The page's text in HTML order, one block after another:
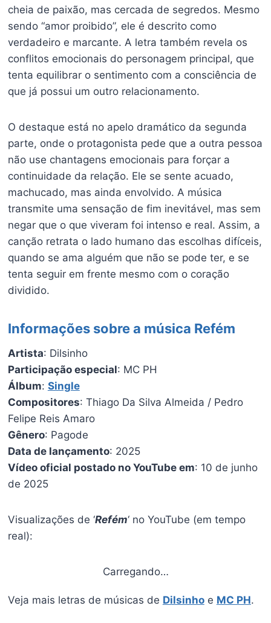
cheia de paixão, mas cercada de segredos. Mesmo
sendo “amor proibido”, ele é descrito como
verdadeiro e marcante. A letra também revela os
conflitos emocionais do personagem principal, que
tenta equilibrar o sentimento com a consciência de
que já possui um outro relacionamento.
O destaque está no apelo dramático da segunda
parte, onde o protagonista pede que a outra pessoa
não use chantagens emocionais para forçar a
continuidade da relação. Ele se sente acuado,
machucado, mas ainda envolvido. A música
transmite uma sensação de fim inevitável, mas sem
negar que o que viveram foi intenso e real. Assim, a
canção retrata o lado humano das escolhas difíceis,
quando se ama alguém que não se pode ter, e se
tenta seguir em frente mesmo com o coração
dividido.
Informações sobre a música Refém
Artista: Dilsinho
Participação especial: MC PH
Álbum: Single
Compositores: Thiago Da Silva Almeida / Pedro
Felipe Reis Amaro
Gênero: Pagode
Data de lançamento: 2025
Vídeo oficial postado no YouTube em: 10 de junho
de 2025
Visualizações de ‘Refém‘ no YouTube (em tempo
real):
Carregando…
Veja mais letras de músicas de Dilsinhoe MC PH.